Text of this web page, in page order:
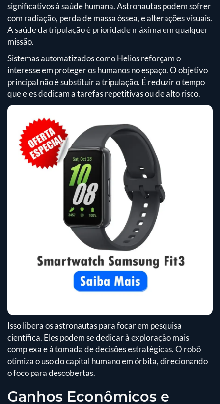
significativos à saúde humana. Astronautas podem sofrer
com radiação, perda de massa óssea, e alterações visuais.
A saúde da tripulação é prioridade máxima em qualquer
missão.
Sistemas automatizados como Helios reforçam o
interesse em proteger os humanos no espaço. O objetivo
principal não é substituir a tripulação. É reduzir o tempo
que eles dedicam a tarefas repetitivas ou de alto risco.
Isso libera os astronautas para focar em pesquisa
científica. Eles podem se dedicar à exploração mais
complexa e à tomada de decisões estratégicas. O robô
otimiza o uso do capital humano em órbita, direcionando
o foco para descobertas.
Ganhos Econômicos e